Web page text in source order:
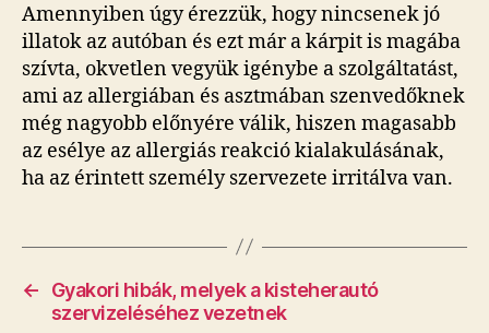
Amennyiben úgy érezzük, hogy nincsenek jó
illatok az autóban és ezt már a kárpit is magába
szívta, okvetlen vegyük igénybe a szolgáltatást,
ami az allergiában és asztmában szenvedőknek
még nagyobb előnyére válik, hiszen magasabb
az esélye az allergiás reakció kialakulásának,
ha az érintett személy szervezete irritálva van.
←
Gyakori hibák, melyek a kisteherautó
szervizeléséhez vezetnek